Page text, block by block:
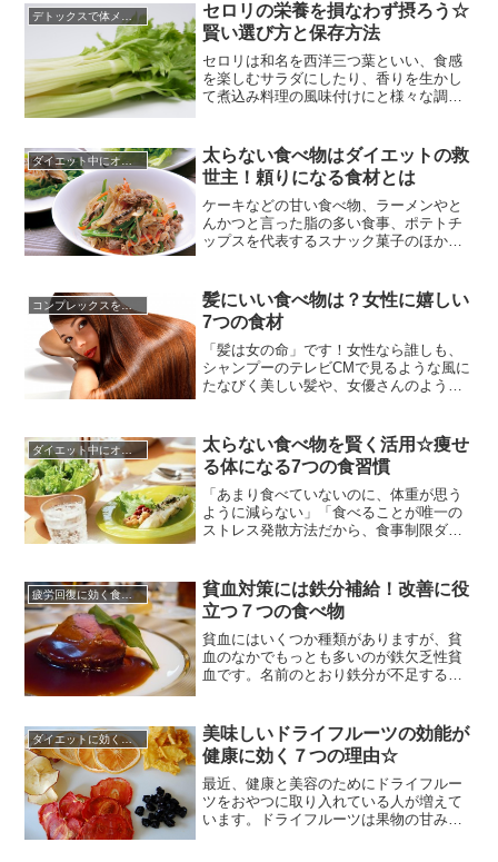
デトックスで体メンテナンス
セロリの栄養を損なわず摂ろう☆
賢い選び方と保存方法
セロリは和名を西洋三つ葉といい、食感
を楽しむサラダにしたり、香りを生かし
て煮込み料理の風味付けにと様々な調理
多い野菜ですが、セロリにはエネルギー
代謝を助けるビタミンB群、コラーゲンの
合成や抗酸化作用のあるビタミンC、腸内
環境を整える食物線維が豊富に...
ダイエット中にオススメの食材
太らない食べ物はダイエットの救
世主！頼りになる食材とは
ケーキなどの甘い食べ物、ラーメンやと
んかつと言った脂の多い食事、ポテトチ
ップスを代表するスナック菓子のほかカ
ものも、食べると幸せな気分になること
は確かですし、出来ることなら好きな物
を好きなだけ食べたいですよね。けれど
も食欲のままに食べていては、体重...
コンプレックスを克服する方法
髪にいい食べ物は？女性に嬉しい
7つの食材
「髪は女の命」です！女性なら誰しも、
シャンプーのテレビCMで見るような風に
たなびく美しい髪や、女優さんのような
う。度重なるヘアカラーやパーマで傷ん
だ髪の毛は枝毛だらけ・年齢を重ねるご
とに髪の毛が細くなってきた・切れ毛や
抜け毛だらけなどの「髪の毛トラ...
ダイエット中にオススメの食材
太らない食べ物を賢く活用☆痩せ
る体になる7つの食習慣
「あまり食べていないのに、体重が思う
ように減らない」「食べることが唯一の
ストレス発散方法だから、食事制限ダイ
します。それは、食習慣の見直しです。
食事量を減らしても、炭水化物や揚げ物
中心の食事メニューでは痩せることは難
しいですし、反対に栄養不足になって...
疲労回復に効く食べ物
貧血対策には鉄分補給！改善に役
立つ７つの食べ物
貧血にはいくつか種類がありますが、貧
血のなかでもっとも多いのが鉄欠乏性貧
血です。名前のとおり鉄分が不足するこ
て新しい赤血球の材料となるため、鉄が
失われるのは尿や汗、便から排泄される
１日に１〜２mgですので、通常は鉄のバ
ランスは保たれます。しかし成長...
ダイエットに効くレシピ
美味しいドライフルーツの効能が
健康に効く７つの理由☆
最近、健康と美容のためにドライフルー
ツをおやつに取り入れている人が増えて
います。ドライフルーツは果物の甘みが